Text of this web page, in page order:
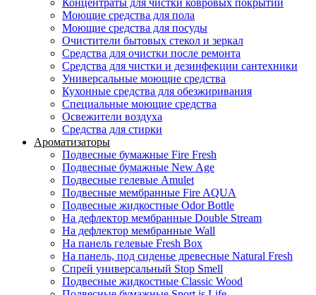
Концентраты для чистки ковровых покрытий
Моющие средства для пола
Моющие средства для посуды
Очистители бытовых стекол и зеркал
Средства для очистки после ремонта
Средства для чистки и дезинфекции сантехники
Универсальные моющие средства
Кухонные средства для обезжиривания
Специальные моющие средства
Освежители воздуха
Средства для стирки
Ароматизаторы
Подвесные бумажные Fire Fresh
Подвесные бумажные New Age
Подвесные гелевые Amulet
Подвесные мембранные Fire AQUA
Подвесные жидкостные Odor Bottle
На дефлектор мембранные Double Stream
На дефлектор мембранные Wall
На панель гелевые Fresh Box
На панель, под сиденье древесные Natural Fresh
Спрей универсальный Stop Smell
Подвесные жидкостные Classic Wood